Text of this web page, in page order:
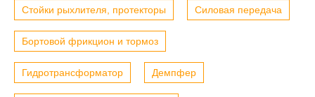
Стойки рыхлителя, протекторы Силовая передача
Бортовой фрикцион и тормоз
Гидротрансформатор Демпфер